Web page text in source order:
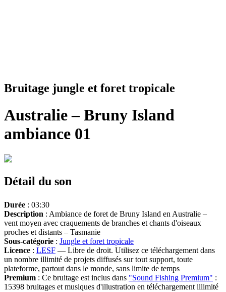
Bruitage jungle et foret tropicale
Australie – Bruny Island
ambiance 01
Détail du son
Durée : 03:30
Description : Ambiance de foret de Bruny Island en Australie –
vent moyen avec craquements de branches et chants d'oiseaux
proches et distants – Tasmanie
Sous-catégorie : Jungle et foret tropicale
Licence : LESF — Libre de droit. Utilisez ce téléchargement dans
un nombre illimité de projets diffusés sur tout support, toute
plateforme, partout dans le monde, sans limite de temps
Premium : Ce bruitage est inclus dans "Sound Fishing Premium" :
15398 bruitages et musiques d'illustration en téléchargement illimité